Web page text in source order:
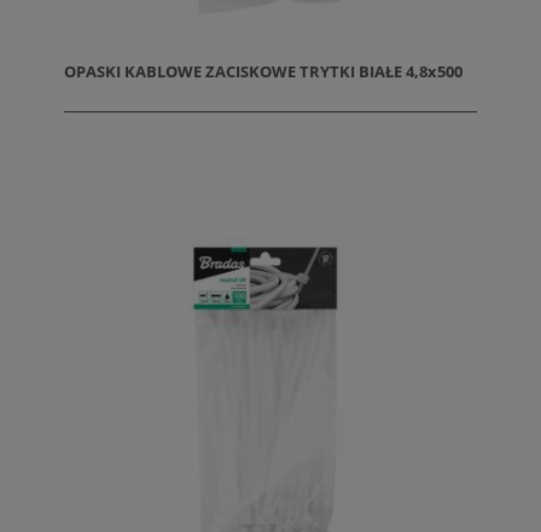
OPASKI KABLOWE ZACISKOWE TRYTKI BIAŁE 4,8x500